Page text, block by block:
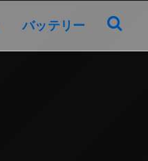
バッテリー
バッテリー